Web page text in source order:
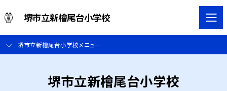
堺市立新檜尾台小学校
堺市立新檜尾台小学校メニュー
堺市立新檜尾台小学校